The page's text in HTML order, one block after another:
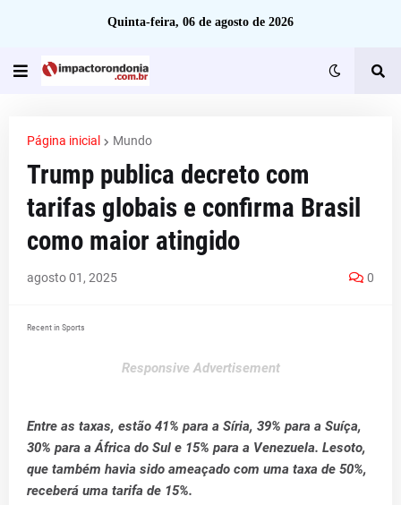
Quinta-feira, 06 de agosto de 2026
Página inicial Mundo
Trump publica decreto com
tarifas globais e confirma Brasil
como maior atingido
agosto 01, 2025 0
Recent in Sports
Responsive Advertisement
Entre as taxas, estão 41% para a Síria, 39% para a Suíça,
30% para a África do Sul e 15% para a Venezuela. Lesoto,
que também havia sido ameaçado com uma taxa de 50%,
receberá uma tarifa de 15%.